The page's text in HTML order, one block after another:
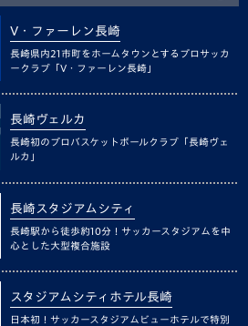
V・ファーレン長崎
長崎県内21市町をホームタウンとするプロサッカ
ークラブ「V・ファーレン長崎」
長崎ヴェルカ
長崎初のプロバスケットボールクラブ「長崎ヴェ
ルカ」
長崎スタジアムシティ
長崎駅から徒歩約10分！サッカースタジアムを中
心とした大型複合施設
スタジアムシティホテル長崎
日本初！サッカースタジアムビューホテルで特別